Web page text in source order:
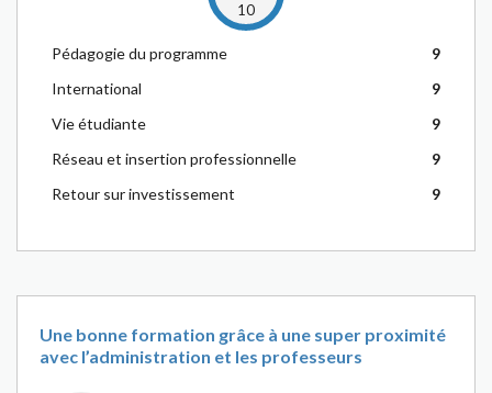
10
Pédagogie du programme
9
International
9
Vie étudiante
9
Réseau et insertion professionnelle
9
Retour sur investissement
9
Une bonne formation grâce à une super proximité
avec l’administration et les professeurs